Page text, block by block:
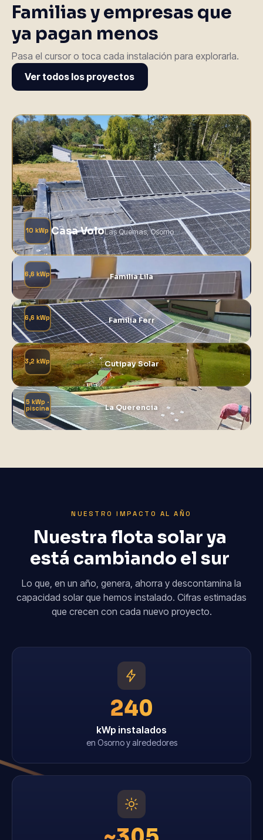
Familias y empresas que
ya pagan menos
Pasa el cursor o toca cada instalación para explorarla.
Ver todos los proyectos
10 kWp Casa VoloLas Quemas, Osorno
Familia Lila
6,6 kWp
Familia Ferr
6,6 kWp
Cutipay Solar
3,2 kWp
La Querencia
5 kWp ·
piscina
NUESTRO IMPACTO AL AÑO
Nuestra flota solarya
está cambiando el sur
Lo que, en un año, genera, ahorra y descontamina la
capacidad solar que hemos instalado. Cifras estimadas
que crecen con cada nuevo proyecto.
240
kWp instalados
en Osorno y alrededores